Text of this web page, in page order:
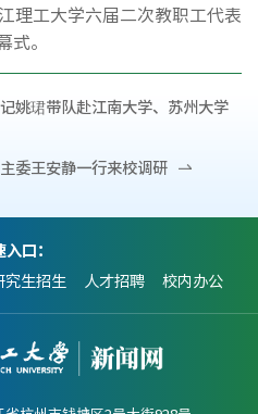
理工大学六届二次教职工代表
。
姚珺带队赴江南大学、苏州大学
委王安静一行来校调研
口：
究生招生 人才招聘 校内办公